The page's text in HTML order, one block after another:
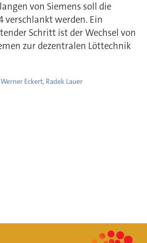
von Siemens soll die
verschlankt werden. Ein
Schritt ist der Wechsel von
zur dezentralen Löttechnik
Eckert, Radek Lauer